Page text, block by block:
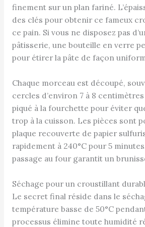
finement sur un plan fariné.
des clés pour obtenir ce fameux
ce pain. Si vous ne disposez pas
pâtisserie, une bouteille en verre
pour étirer la pâte de façon
Chaque morceau est découpé,
cercles d’environ 7 à 8
piqué à la fourchette pour éviter
trop à la cuisson. Les pièces sont
plaque recouverte de papier
rapidement à 240°C pour 5
passage au four garantit un
Séchage pour un croustillant
Le secret final réside dans le
température basse de 50°C
processus élimine toute humidité